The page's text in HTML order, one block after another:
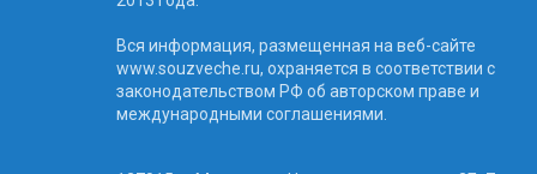
Вся информация, размещенная на веб-сайте
www.souzveche.ru, охраняется в соответствии с
законодательством РФ об авторском праве и
международными соглашениями.